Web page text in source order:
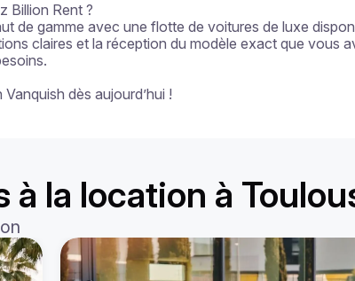
Billion Rent ?
de gamme avec une flotte de voitures de luxe
claires et la réception du modèle exact que
dès aujourd’hui !
la location à